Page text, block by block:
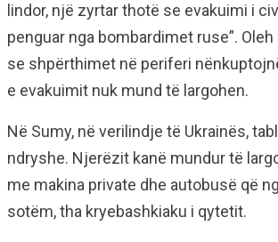
lindor, një zyrtar thotë se evakuimi i
penguar nga bombardimet ruse”.
se shpërthimet në periferi
e evakuimit nuk mund të largohen.
Në Sumy, në verilindje të Ukrainës,
ndryshe. Njerëzit kanë mundur të
me makina private dhe autobusë që
sotëm, tha kryebashkiaku i qytetit.